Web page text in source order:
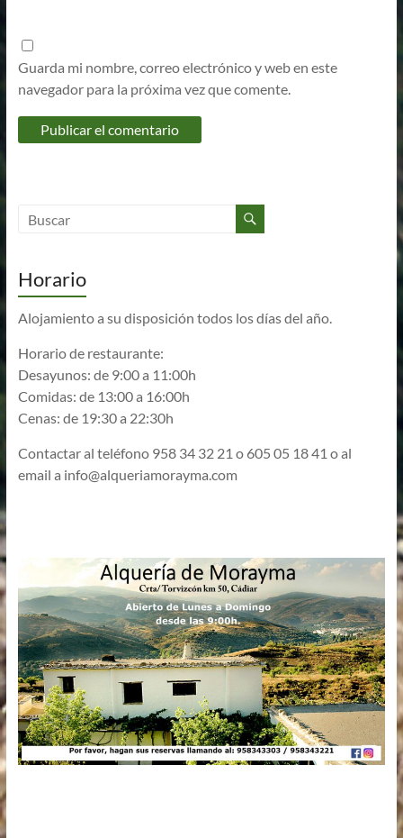
Guarda mi nombre, correo electrónico y web en este
navegador para la próxima vez que comente.
Horario
Alojamiento a su disposición todos los días del año.
Horario de restaurante:
Desayunos: de 9:00 a 11:00h
Comidas: de 13:00 a 16:00h
Cenas: de 19:30 a 22:30h
Contactar al teléfono 958 34 32 21 o 605 05 18 41 o al
email a info@alqueriamorayma.com